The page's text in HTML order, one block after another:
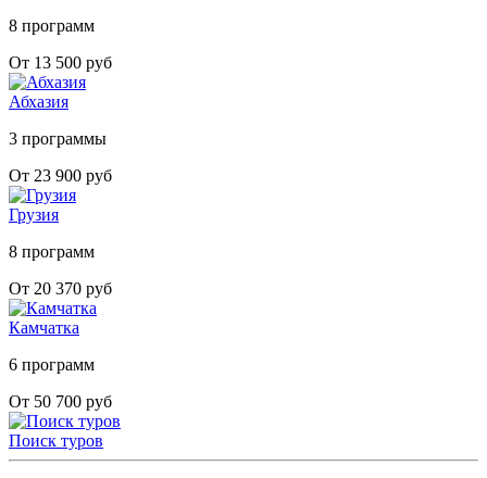
8 программ
От 13 500 руб
Абхазия
3 программы
От 23 900 руб
Грузия
8 программ
От 20 370 руб
Камчатка
6 программ
От 50 700 руб
Поиск туров